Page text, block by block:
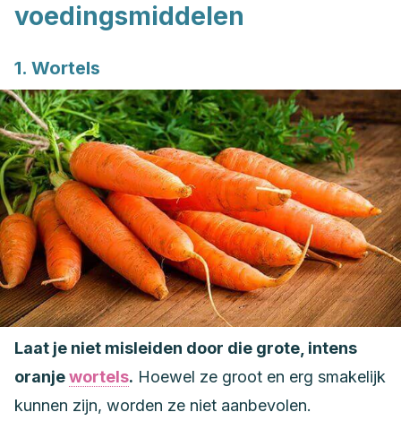
voedingsmiddelen
1. Wortels
Laat je niet misleiden door die grote, intens
oranjewortels. Hoewel ze groot en erg smakelijk
kunnen zijn, worden ze niet aanbevolen.